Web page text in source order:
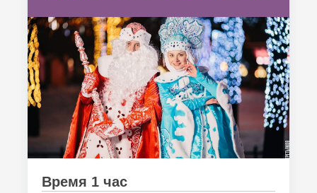
Время 1 час